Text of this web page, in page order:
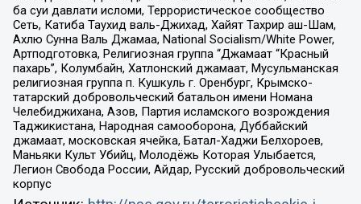
ба суи давлати исломи, Террористическое сообщество
Сеть, Катиба Таухид валь-Джихад, Хайят Тахрир аш-Шам,
Ахлю Сунна Валь Джамаа, National Socialism/White Power,
Артподготовка, Религиозная группа “Джамаат “Красный
пахарь”, Колумбайн, Хатлонский джамаат, Мусульманская
религиозная группа п. Кушкуль г. Оренбург, Крымско-
татарский добровольческий батальон имени Номана
Челебиджихана, Азов, Партия исламского возрождения
Таджикистана, Народная самооборона, Дуббайский
джамаат, московская ячейка, Батал-Хаджи Белхороев,
Маньяки Культ Убийц, Молодёжь Которая Улыбается,
Легион Свобода России, Айдар, Русский добровольческий
корпус